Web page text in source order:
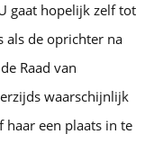
gaat hopelijk zelf tot
als de oprichter na
Raad van
waarschijnlijk
een plaats in te